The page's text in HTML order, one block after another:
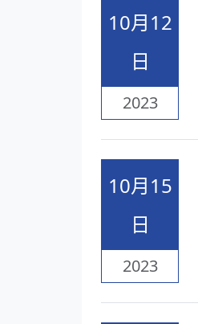
10月12
日
2023
10月15
日
2023